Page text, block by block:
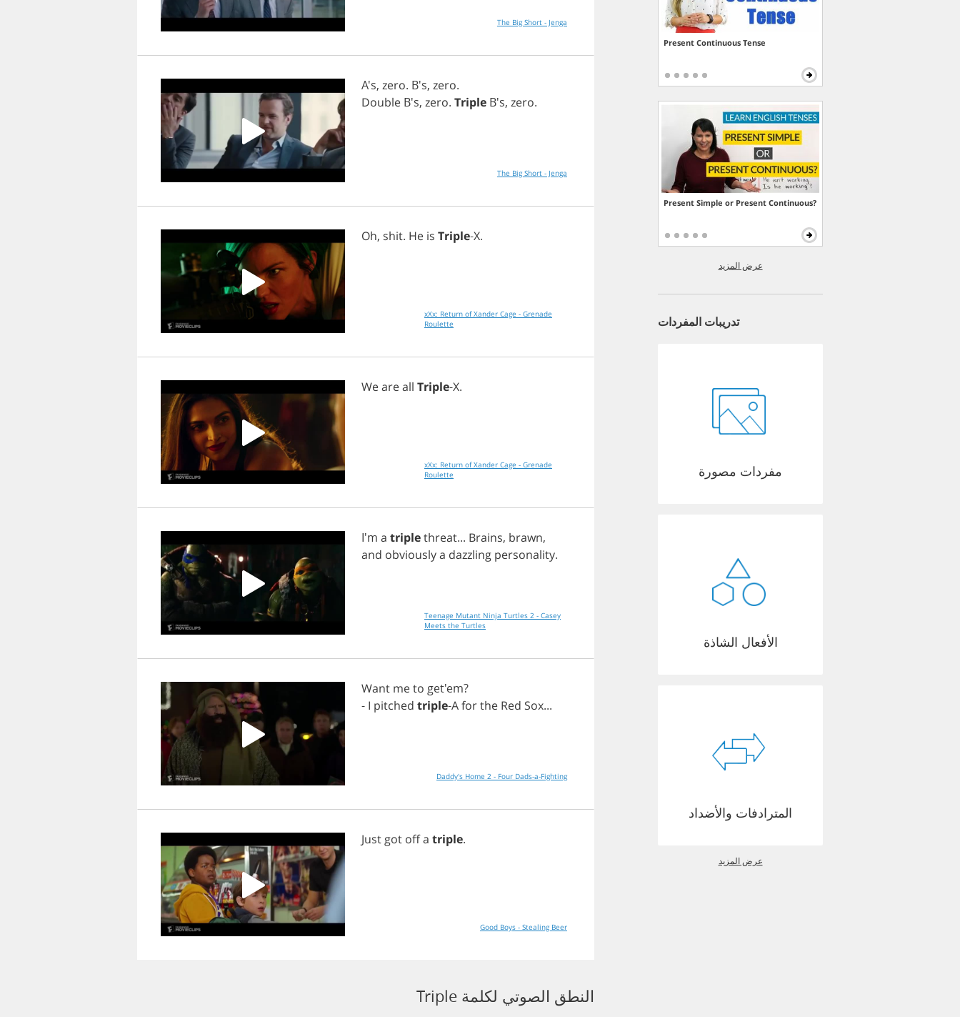
The Big Short - Jenga
A's, zero. B's, zero.
Double B's, zero. Triple B's, zero.
The Big Short - Jenga
Oh, shit. He is Triple-X.
xXx: Return of Xander Cage - Grenade
Roulette
Weareall Triple-X.
xXx: Return of Xander Cage - Grenade
Roulette
I'm a triplethreat... Brains, brawn,
and obviouslya dazzling personality.
Teenage Mutant Ninja Turtles 2 - Casey
Meets the Turtles
Want meto get'em?
- I pitched triple-Aforthe Red Sox...
Daddy's Home 2 - Four Dads-a-Fighting
Just got offa triple.
Good Boys - Stealing Beer
النطق الصوتي لكلمة Triple
Present Continuous Tense
Present Simple or Present Continuous?
عرض المزيد
تدريبات المفردات
مفردات مصورة
الأفعال الشاذة
المترادفات والأضداد
عرض المزيد